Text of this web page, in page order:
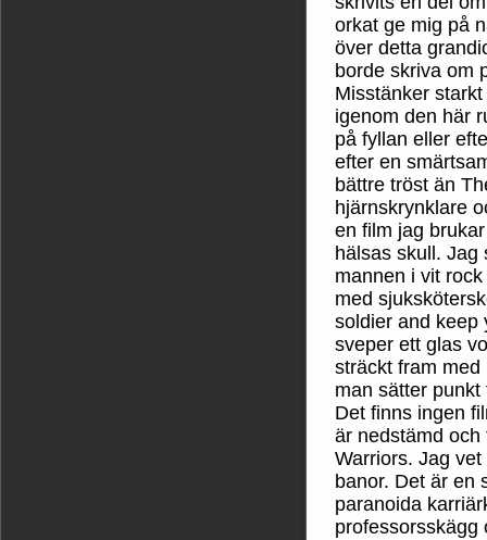
orkat ge mig på
över detta
borde skriva om
Misstänker
igenom den här
på fyllan eller
efter en
bättre tröst än
hjärnskrynklare
en film jag
hälsas skull. Jag
mannen i vit
med
soldier and keep
sveper ett glas
sträckt fram med
man sätter
Det finns ingen
är nedstämd
Warriors. Jag
banor. Det är en
paranoida
professorsskägg